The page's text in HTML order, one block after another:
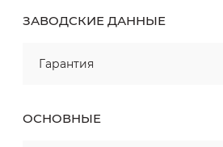
ЗАВОДСКИЕ ДАННЫЕ
Гарантия
ОСНОВНЫЕ